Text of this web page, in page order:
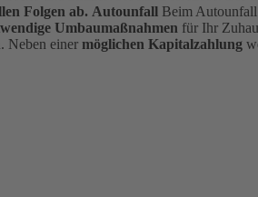
Folgen ab. Autounfall Beim
Umbaumaßnahmen für Ihr
Neben einer möglichen Kapitalzahlung